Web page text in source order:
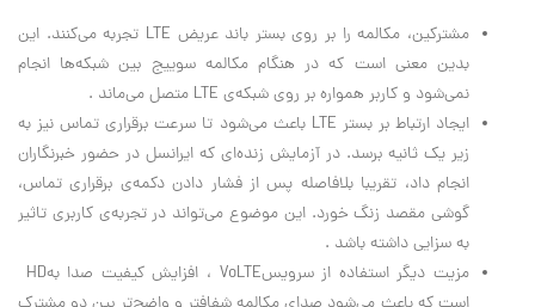
مشترکین، مکالمه را بر روی بستر باند عریض LTE تجربه می‌کنند. این
بدین معنی است که در هنگام مکالمه سوییج بین شبکه‌ها انجام
نمی‌شود و کاربر همواره بر روی شبکه‌ی LTE متصل می‌ماند .
ایجاد ارتباط بر بستر LTEباعث می‌شود تا سرعت برقراری تماس نیز به
زیر یک ثانیه برسد. در آزمایش زنده‌ای که ایرانسل در حضور خبرنگاران
انجام داد، تقریبا بلافاصله پس از فشار دادن دکمه‌ی برقراری تماس،
گوشی مقصد زنگ خورد. این موضوع می‌تواند در تجربه‌ی کاربری تاثیر
به سزایی داشته باشد .
مزیت دیگر استفاده از سرویسVoLTE ، افزایش کیفیت صدا بهHD